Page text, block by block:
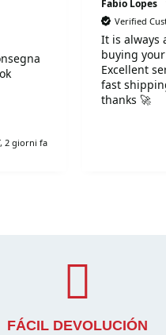
2 giorni fa
Fabio Lopes
Verified
It is always
buying
Excellent
fast
thanks 🚀
FÁCIL DEVOLUCIÓN